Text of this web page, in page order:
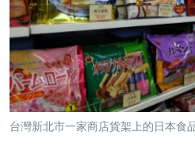
跳
轉
到
檢
索
中國
國際
經貿
視頻
台灣新北市一家商店貨架上的日本食